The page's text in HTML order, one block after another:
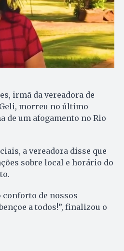
irmã da vereadora de
morreu no último
de um afogamento no Rio
a vereadora disse que
sobre local e horário do
conforto de nossos
a todos!”, finalizou o